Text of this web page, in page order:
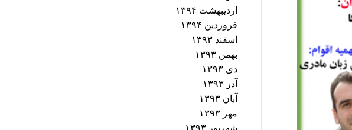
اردیبهشت ۱۳۹۴
فروردین ۱۳۹۴
اسفند ۱۳۹۳
بهمن ۱۳۹۳
دی ۱۳۹۳
آذر ۱۳۹۳
آبان ۱۳۹۳
مهر ۱۳۹۳